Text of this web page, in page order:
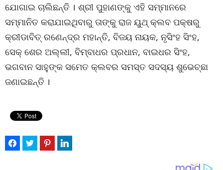
ଯୋଗାଇ ଚାଲିଛନ୍ତି । ଶ୍ରୀ ପୁହାଣଙ୍କୁ ଏହି ସମ୍ମାନରେ
ସମ୍ମାନିତ କରାଯାଇଥିବାରୁ ତାଙ୍କୁ ରାଜ ୟୁଥ୍ କ୍ଲବ ପକ୍ଷରୁ
କ୍ରୀଡାବିତ୍ ରଣେନ୍ଦ୍ର ମହାନ୍ତି, ବିଜୟ ନାୟକ, ନୃସିଂହ ସିଂହ,
ସେକ୍ ଶେର ଅଲ୍ଲୀ, ବିମ୍ବାଧର ପ୍ରଧାନ, ବାଇଧର ସିଂହ,
ଭଗବାନ ସାହୁଙ୍କ ସମେତ କ୍ଲବର ସମସ୍ତ ସଦସ୍ୟ ଶୁଭେଚ୍ଛା
ଜଣାଇଛନ୍ତି ।